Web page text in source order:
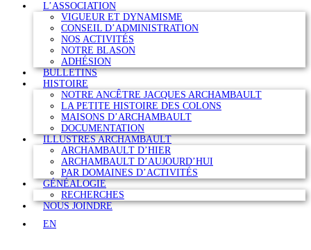
L’ASSOCIATION
VIGUEUR ET DYNAMISME
CONSEIL D’ADMINISTRATION
NOS ACTIVITÉS
NOTRE BLASON
ADHÉSION
BULLETINS
HISTOIRE
NOTRE ANCÊTRE JACQUES ARCHAMBAULT
LA PETITE HISTOIRE DES COLONS
MAISONS D’ARCHAMBAULT
DOCUMENTATION
ILLUSTRES ARCHAMBAULT
ARCHAMBAULT D’HIER
ARCHAMBAULT D’AUJOURD’HUI
PAR DOMAINES D’ACTIVITÉS
GÉNÉALOGIE
RECHERCHES
NOUS JOINDRE
EN